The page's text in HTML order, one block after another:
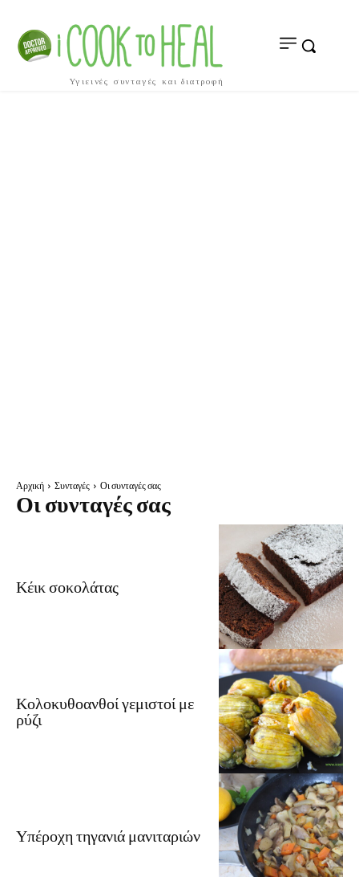
Υγιεινές συνταγές και διατροφή
Αρχική Συνταγές Οι συνταγές σας
Οι συνταγές σας
Κέικ σοκολάτας
Κολοκυθοανθοί γεμιστοί με
ρύζι
Υπέροχη τηγανιά μανιταριών